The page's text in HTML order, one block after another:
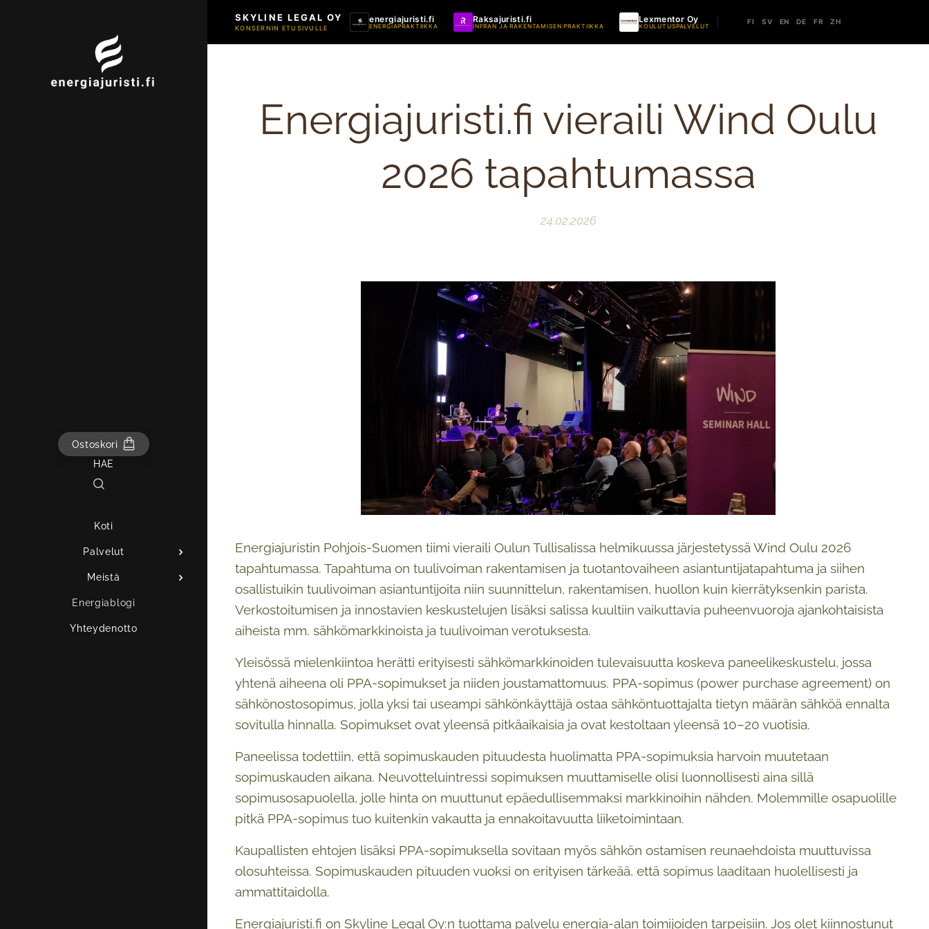
SKYLINE LEGAL OY
KONSERNIN ETUSIVULLE
energiajuristi.fi
ENERGIAPRAKTIIKKA
Raksajuristi.fi
INFRAN JA RAKENTAMISEN PRAKTIIKKA
Lexmentor Oy
KOULUTUSPALVELUT
FI SV EN DE FR ZH
Ostoskori
HAE
Koti
Palvelut
Meistä
Energiablogi
Yhteydenotto
Energiajuristi.fi vieraili Wind Oulu
2026 tapahtumassa
24.02.2026
Energiajuristin Pohjois-Suomen tiimi vieraili Oulun Tullisalissa helmikuussa järjestetyssä Wind Oulu 2026
tapahtumassa. Tapahtuma on tuulivoiman rakentamisen ja tuotantovaiheen asiantuntijatapahtuma ja siihen
osallistuikin tuulivoiman asiantuntijoita niin suunnittelun, rakentamisen, huollon kuin kierrätyksenkin parista.
Verkostoitumisen ja innostavien keskustelujen lisäksi salissa kuultiin vaikuttavia puheenvuoroja ajankohtaisista
aiheista mm. sähkömarkkinoista ja tuulivoiman verotuksesta.
Yleisössä mielenkiintoa herätti erityisesti sähkömarkkinoiden tulevaisuutta koskeva paneelikeskustelu, jossa
yhtenä aiheena oli PPA-sopimukset ja niiden joustamattomuus. PPA-sopimus (power purchase agreement) on
sähkönostosopimus, jolla yksi tai useampi sähkönkäyttäjä ostaa sähköntuottajalta tietyn määrän sähköä ennalta
sovitulla hinnalla. Sopimukset ovat yleensä pitkäaikaisia ja ovat kestoltaan yleensä 10–20 vuotisia.
Paneelissa todettiin, että sopimuskauden pituudesta huolimatta PPA-sopimuksia harvoin muutetaan
sopimuskauden aikana. Neuvotteluintressi sopimuksen muuttamiselle olisi luonnollisesti aina sillä
sopimusosapuolella, jolle hinta on muuttunut epäedullisemmaksi markkinoihin nähden. Molemmille osapuolille
pitkä PPA-sopimus tuo kuitenkin vakautta ja ennakoitavuutta liiketoimintaan.
Kaupallisten ehtojen lisäksi PPA-sopimuksella sovitaan myös sähkön ostamisen reunaehdoista muuttuvissa
olosuhteissa. Sopimuskauden pituuden vuoksi on erityisen tärkeää, että sopimus laaditaan huolellisesti ja
ammattitaidolla.
Energiajuristi.fi on Skyline Legal Oy:n tuottama palvelu energia-alan toimijoiden tarpeisiin. Jos olet kiinnostunut